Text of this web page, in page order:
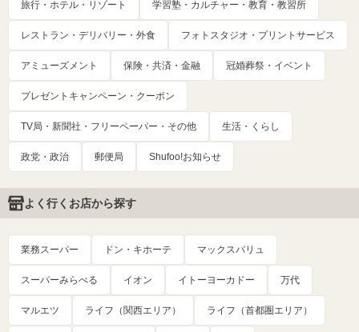
旅行・ホテル・リゾート 学習塾・カルチャー・教育・教習所
レストラン・デリバリー・外食 フォトスタジオ・プリントサービス
アミューズメント 保険・共済・金融 冠婚葬祭・イベント
プレゼントキャンペーン・クーポン
TV局・新聞社・フリーペーパー・その他 生活・くらし
政党・政治 郵便局 Shufoo!お知らせ
よく行くお店から探す
業務スーパー ドン・キホーテ マックスバリュ
スーパーみらべる イオン イトーヨーカドー 万代
マルエツ ライフ（関西エリア） ライフ（首都圏エリア）